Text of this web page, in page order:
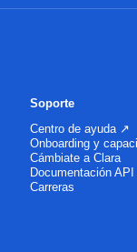
Soporte
Centro de ayuda ↗
Onboarding y
Cámbiate a Clara
Documentación
Carreras